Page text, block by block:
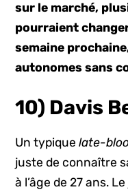
sur le marché,
pourraient
semaine
autonomes sans
10) Davis
Un typiquelate-
juste de connaître
à l’âge de 27 ans. Le